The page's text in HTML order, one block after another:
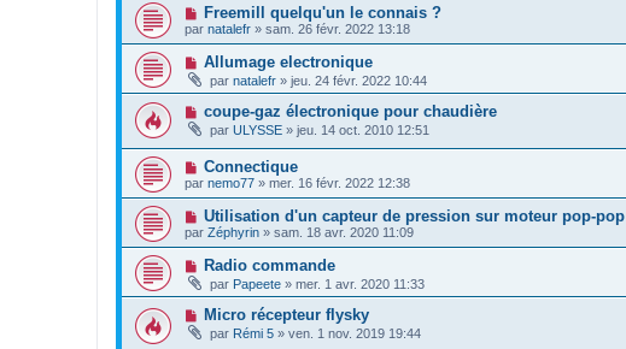
Freemill quelqu'un le connais ?
par natalefr » sam. 26 févr. 2022 13:18
Allumage electronique
par natalefr » jeu. 24 févr. 2022 10:44
coupe-gaz électronique pour chaudière
par ULYSSE » jeu. 14 oct. 2010 12:51
Connectique
par nemo77 » mer. 16 févr. 2022 12:38
Utilisation d'un capteur de pression sur moteur pop-pop
par Zéphyrin » sam. 18 avr. 2020 11:09
Radio commande
par Papeete » mer. 1 avr. 2020 11:33
Micro récepteur flysky
par Rémi 5 » ven. 1 nov. 2019 19:44